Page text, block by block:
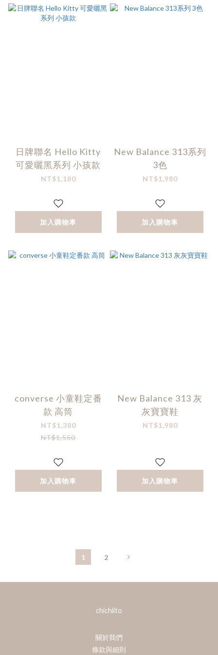
日牌聯名 Hello Kitty
可愛曬黑系列 小孩款
NT$1,180
加入購物車
New Balance 313系列
3色
NT$1,980
加入購物車
converse 小童鞋定番
款 高筒
NT$1,380
NT$1,550
加入購物車
New Balance 313 灰
灰寶寶鞋
NT$1,980
加入購物車
1 2
chichiito
關於我們
條款與細則